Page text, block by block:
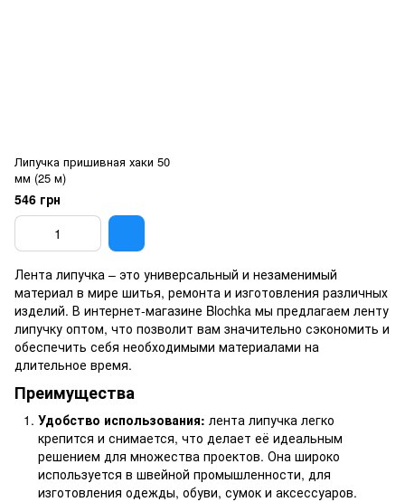
Липучка пришивная хаки 50
мм (25 м)
546 грн
Лента липучка – это универсальный и незаменимый
материал в мире шитья, ремонта и изготовления различных
изделий. В интернет-магазине Blochka мы предлагаем ленту
липучку оптом, что позволит вам значительно сэкономить и
обеспечить себя необходимыми материалами на
длительное время.
Преимущества
Удобство использования: лента липучка легко
крепится и снимается, что делает её идеальным
решением для множества проектов. Она широко
используется в швейной промышленности, для
изготовления одежды, обуви, сумок и аксессуаров.